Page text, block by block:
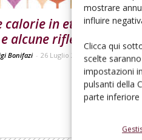
mostrare
influire
Clicca qui
scelte
impostazioni
pulsanti della
parte inferiore
calorie in etichetta,
alcune riflessioni
Bonifazi - 26 Luglio 2023